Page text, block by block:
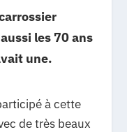
les 70 ans
une.
à cette
de très beaux